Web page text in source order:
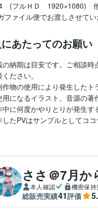
(フルＨＤ　1920×1080)　
あたってのお願い
の納期は目安です。ご相談
ださい。
作物の使用により発生した
用になるイラスト、音源の
中に何度かやりとりが発生
したPVはサンプルとしてコ
ささ＠7月か
本人確認 機密保
総販売実績41評価